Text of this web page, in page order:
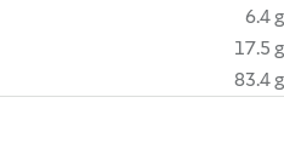
6.4 g
17.5 g
83.4 g